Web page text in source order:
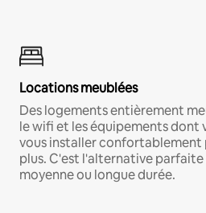
Locations meublées
Des logements entièrement
le wifi et les équipements dont
vous installer confortablement
plus. C'est l'alternative
moyenne ou longue durée.